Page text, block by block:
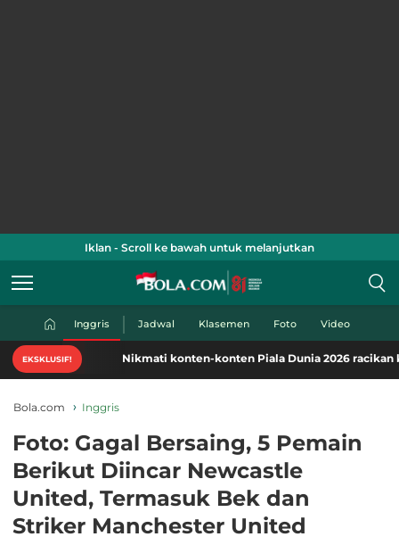
Iklan - Scroll ke bawah untuk melanjutkan
Inggris Jadwal Klasemen Foto Video
EKSKLUSIF! Nikmati konten-konten Piala Dunia 2026 racikan khas
Bola.com Inggris
Foto: Gagal Bersaing, 5 Pemain
Berikut Diincar Newcastle
United, Termasuk Bek dan
Striker Manchester United